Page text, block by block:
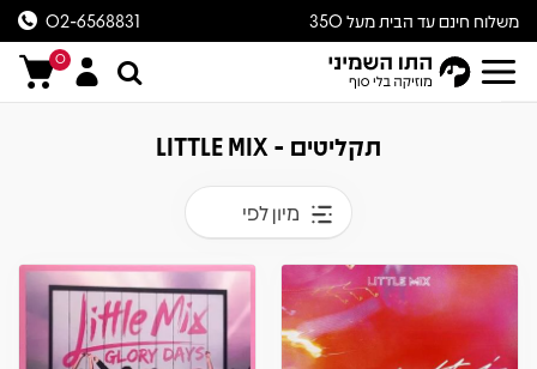
משלוח חינם עד הבית מעל 350
ש״ח
02-6568831
0
תקליטים - LITTLE MIX
מיון לפי